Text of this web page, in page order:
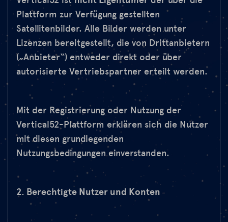
Plattform zur Verfügung gestellten
Satellitenbilder. Alle Bilder werden unter
Lizenzen bereitgestellt, die von Drittanbietern
(„Anbieter“) entweder direkt oder über
autorisierte Vertriebspartner erteilt werden.
Mit der Registrierung oder Nutzung der
Vertical52-Plattform erklären sich die Nutzer
mit diesen grundlegenden
Nutzungsbedingungen einverstanden.
2. Berechtigte Nutzer und Konten